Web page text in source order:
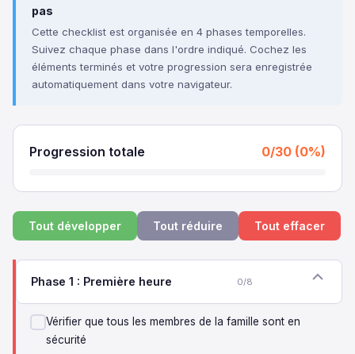
pas
Cette checklist est organisée en 4 phases temporelles.
Suivez chaque phase dans l'ordre indiqué. Cochez les
éléments terminés et votre progression sera enregistrée
automatiquement dans votre navigateur.
Progression totale 0/30 (0%)
Tout développer Tout réduire Tout effacer
Phase 1 : Première heure 0/8
Vérifier que tous les membres de la famille sont en
sécurité